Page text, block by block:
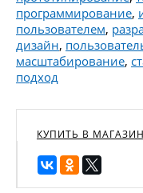
программирование,
пользователем,
дизайн,
масштабирование,
подход
КУПИТЬ В